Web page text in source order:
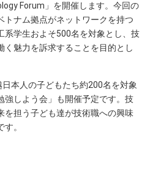
Forum」を開催します。今回の
トナム拠点がネットワークを持つ
系学生およそ500名を対象とし、技
魅力を訴求することを目的とし
本人の子どもたち約200名を対象
強しよう会」も開催予定です。技
を担う子ども達が技術職への興味
。